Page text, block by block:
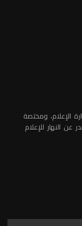
الإعلام، ومختصة
عن النهار للإعلام